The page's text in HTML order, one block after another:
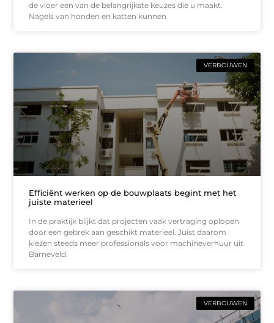
de vloer een van de belangrijkste keuzes die u maakt.
Nagels van honden en katten kunnen
VERBOUWEN
Efficiënt werken op de bouwplaats begint met het
juiste materieel
In de praktijk blijkt dat projecten vaak vertraging oplopen
door een gebrek aan geschikt materieel. Juist daarom
kiezen steeds meer professionals voor machineverhuur uit
Barneveld,
VERBOUWEN